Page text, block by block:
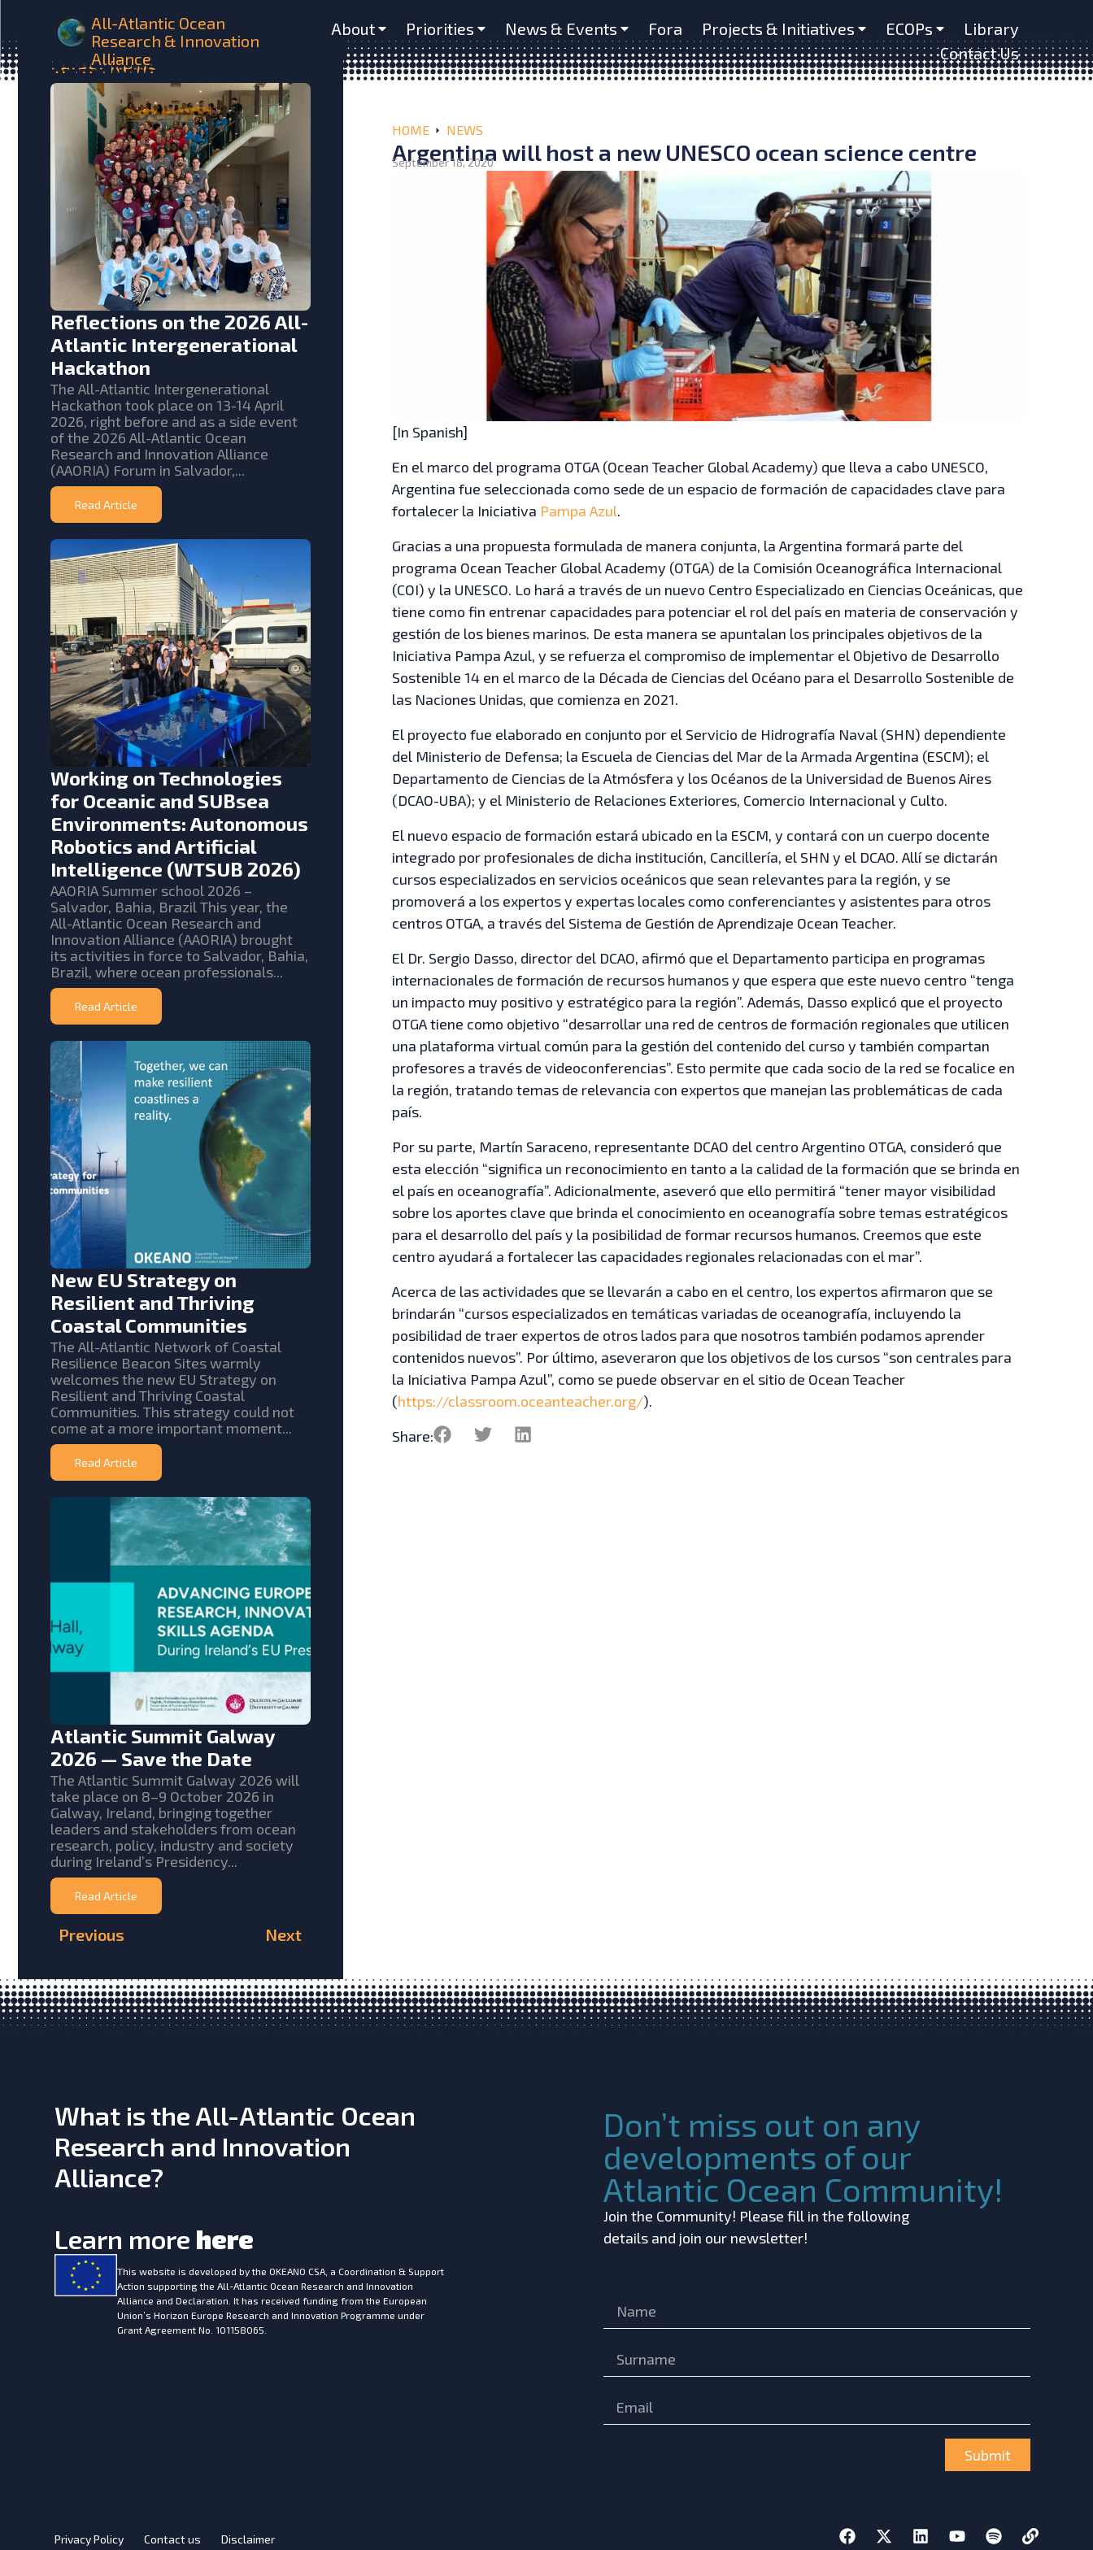
All-Atlantic Ocean
Research & Innovation
Alliance
About Priorities News & Events Fora Projects & Initiatives ECOPs
Library
Contact Us
LatestNews
Reflections on the 2026 All-
Atlantic Intergenerational
Hackathon
The All-Atlantic Intergenerational
Hackathon took place on 13-14 April
2026, right before and as a side event
of the 2026 All-Atlantic Ocean
Research and Innovation Alliance
(AAORIA) Forum in Salvador,...
Read Article
Working on Technologies
for Oceanic and SUBsea
Environments: Autonomous
Robotics and Artificial
Intelligence (WTSUB 2026)
AAORIA Summer school 2026 –
Salvador, Bahia, Brazil This year, the
All-Atlantic Ocean Research and
Innovation Alliance (AAORIA) brought
its activities in force to Salvador, Bahia,
Brazil, where ocean professionals...
Read Article
New EU Strategy on
Resilient and Thriving
Coastal Communities
The All-Atlantic Network of Coastal
Resilience Beacon Sites warmly
welcomes the new EU Strategy on
Resilient and Thriving Coastal
Communities. This strategy could not
come at a more important moment...
Read Article
Atlantic Summit Galway
2026 — Save the Date
The Atlantic Summit Galway 2026 will
take place on 8–9 October 2026 in
Galway, Ireland, bringing together
leaders and stakeholders from ocean
research, policy, industry and society
during Ireland’s Presidency...
Read Article
Previous Next
HOME NEWS
Argentina will host a new UNESCO ocean science centre
September 18, 2020
[In Spanish]
En el marco del programa OTGA (Ocean Teacher Global Academy) que lleva a cabo UNESCO,
Argentina fue seleccionada como sede de un espacio de formación de capacidades clave para
fortalecer la Iniciativa Pampa Azul.
Gracias a una propuesta formulada de manera conjunta, la Argentina formará parte del
programa Ocean Teacher Global Academy (OTGA) de la Comisión Oceanográfica Internacional
(COI) y la UNESCO. Lo hará a través de un nuevo Centro Especializado en Ciencias Oceánicas, que
tiene como fin entrenar capacidades para potenciar el rol del país en materia de conservación y
gestión de los bienes marinos. De esta manera se apuntalan los principales objetivos de la
Iniciativa Pampa Azul, y se refuerza el compromiso de implementar el Objetivo de Desarrollo
Sostenible 14 en el marco de la Década de Ciencias del Océano para el Desarrollo Sostenible de
las Naciones Unidas, que comienza en 2021.
El proyecto fue elaborado en conjunto por el Servicio de Hidrografía Naval (SHN) dependiente
del Ministerio de Defensa; la Escuela de Ciencias del Mar de la Armada Argentina (ESCM); el
Departamento de Ciencias de la Atmósfera y los Océanos de la Universidad de Buenos Aires
(DCAO-UBA); y el Ministerio de Relaciones Exteriores, Comercio Internacional y Culto.
El nuevo espacio de formación estará ubicado en la ESCM, y contará con un cuerpo docente
integrado por profesionales de dicha institución, Cancillería, el SHN y el DCAO. Allí se dictarán
cursos especializados en servicios oceánicos que sean relevantes para la región, y se
promoverá a los expertos y expertas locales como conferenciantes y asistentes para otros
centros OTGA, a través del Sistema de Gestión de Aprendizaje Ocean Teacher.
El Dr. Sergio Dasso, director del DCAO, afirmó que el Departamento participa en programas
internacionales de formación de recursos humanos y que espera que este nuevo centro “tenga
un impacto muy positivo y estratégico para la región”. Además, Dasso explicó que el proyecto
OTGA tiene como objetivo “desarrollar una red de centros de formación regionales que utilicen
una plataforma virtual común para la gestión del contenido del curso y también compartan
profesores a través de videoconferencias”. Esto permite que cada socio de la red se focalice en
la región, tratando temas de relevancia con expertos que manejan las problemáticas de cada
país.
Por su parte, Martín Saraceno, representante DCAO del centro Argentino OTGA, consideró que
esta elección “significa un reconocimiento en tanto a la calidad de la formación que se brinda en
el país en oceanografía”. Adicionalmente, aseveró que ello permitirá “tener mayor visibilidad
sobre los aportes clave que brinda el conocimiento en oceanografía sobre temas estratégicos
para el desarrollo del país y la posibilidad de formar recursos humanos. Creemos que este
centro ayudará a fortalecer las capacidades regionales relacionadas con el mar”.
Acerca de las actividades que se llevarán a cabo en el centro, los expertos afirmaron que se
brindarán “cursos especializados en temáticas variadas de oceanografía, incluyendo la
posibilidad de traer expertos de otros lados para que nosotros también podamos aprender
contenidos nuevos”. Por último, aseveraron que los objetivos de los cursos “son centrales para
la Iniciativa Pampa Azul”, como se puede observar en el sitio de Ocean Teacher
(https://classroom.oceanteacher.org/).
Share:
What is the All-Atlantic Ocean
Research and Innovation
Alliance?
Learn more here
This website is developed by the OKEANO CSA, a Coordination & Support
Action supporting the All-Atlantic Ocean Research and Innovation
Alliance and Declaration. It has received funding from the European
Union’s Horizon Europe Research and Innovation Programme under
Grant Agreement No. 101158065.
Don’t miss out on any
developments of our
Atlantic Ocean Community!
Join the Community! Please fill in the following
details and join our newsletter!
Submit
Privacy Policy Contact us Disclaimer